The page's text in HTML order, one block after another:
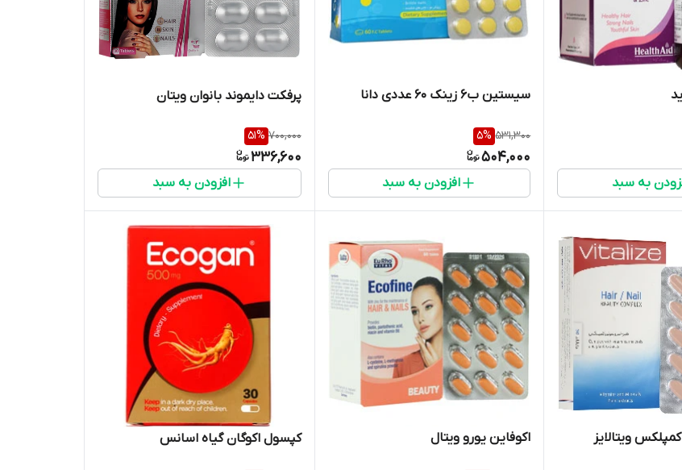
به سبد
سیستین ب6 زینک 60 عددی دانا
531,300
5%
504,000
افزودن به سبد
پرفکت دایموند بانوان ویتان
700,000
51%
336,600
افزودن به سبد
ویتالایز اکوفاین یورو ویتال کپسول اکوگان گیاه اسانس